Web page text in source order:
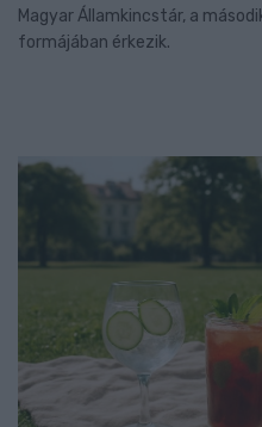
Magyar Államkincstár, a
formájában érkezik.